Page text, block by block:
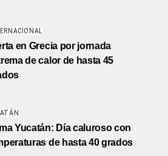
en Grecia por jornada
de calor de hasta 45
Yucatán: Día caluroso con
de hasta 40 grados